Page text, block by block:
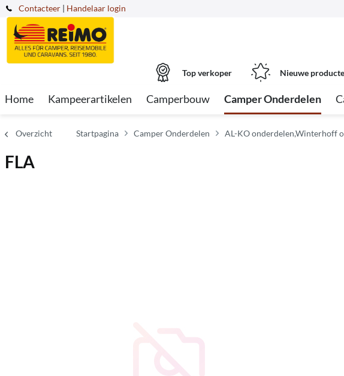
Contacteer | Handelaar login
Top verkoper Nieuwe
Home Kampeerartikelen Camperbouw Camper Onderdelen
Overzicht Startpagina Camper Onderdelen AL-KO onderdelen,Winterhoff
FLA